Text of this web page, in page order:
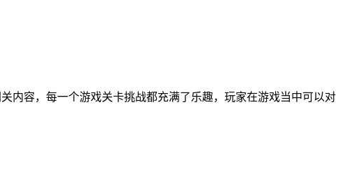
内容，每一个游戏关卡挑战都充满了乐趣，玩家在游戏当中可以对